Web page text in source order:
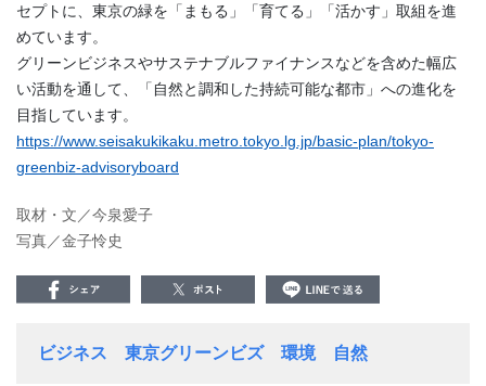
セプトに、東京の緑を「まもる」「育てる」「活かす」取組を進
めています。
グリーンビジネスやサステナブルファイナンスなどを含めた幅広
い活動を通して、「自然と調和した持続可能な都市」への進化を
目指しています。
https://www.seisakukikaku.metro.tokyo.lg.jp/basic-plan/tokyo-
greenbiz-advisoryboard
取材・文／今泉愛子
写真／金子怜史
ビジネス 東京グリーンビズ 環境 自然